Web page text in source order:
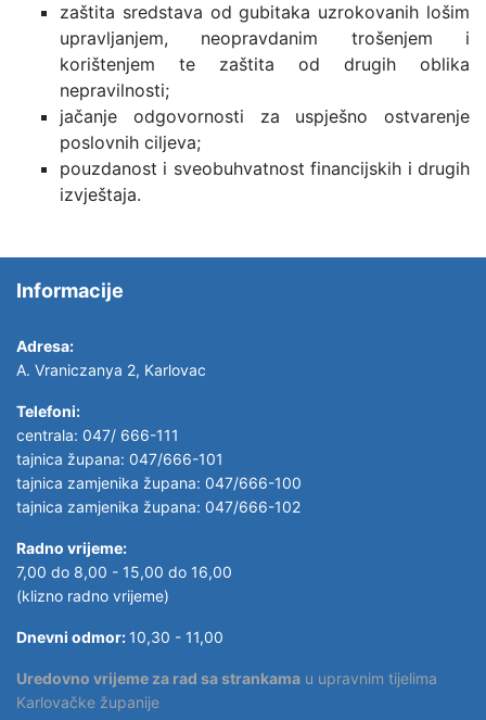
zaštita sredstava od gubitaka uzrokovanih lošim
upravljanjem, neopravdanim trošenjem i
korištenjem te zaštita od drugih oblika
nepravilnosti;
jačanje odgovornosti za uspješno ostvarenje
poslovnih ciljeva;
pouzdanost i sveobuhvatnost financijskih i drugih
izvještaja.
Informacije
Adresa:
A. Vraniczanya 2, Karlovac
Telefoni:
centrala: 047/ 666-111
tajnica župana: 047/666-101
tajnica zamjenika župana: 047/666-100
tajnica zamjenika župana: 047/666-102
Radno vrijeme:
7,00 do 8,00 - 15,00 do 16,00
(klizno radno vrijeme)
Dnevni odmor: 10,30 - 11,00
Uredovno vrijeme za rad sa strankama u upravnim tijelima
Karlovačke županije